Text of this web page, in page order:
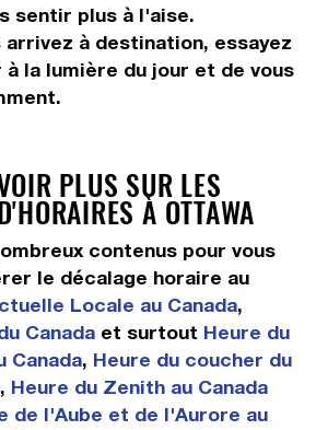
sentir plus à l'aise.
arrivez à destination, essayez
à la lumière du jour et de vous
PLUS SUR LES
À OTTAWA
contenus pour vous
le décalage horaire au
Locale au Canada,
Canadaet surtout Heure du
Canada, Heure du coucher du
, Heure du Zenith au Canada
de l'Aube et de l'Aurore au